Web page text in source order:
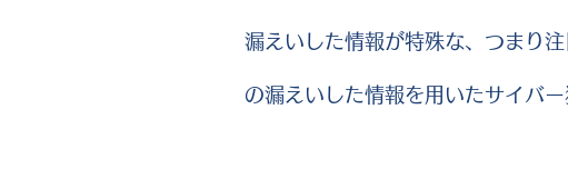
漏えいした情報が特殊な、つまり
の漏えいした情報を用いたサイバ